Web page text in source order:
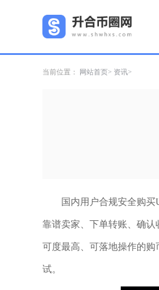
当前位置： 网站首页 资讯
国内用户合规安全购
靠谱卖家、下单转账、确
可度最高、可落地操作的
试。